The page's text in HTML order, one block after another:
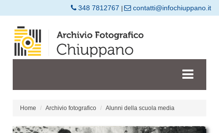
348 7812767 contatti@infochiuppano.it
Home Archivio fotografico Alunni della scuola media